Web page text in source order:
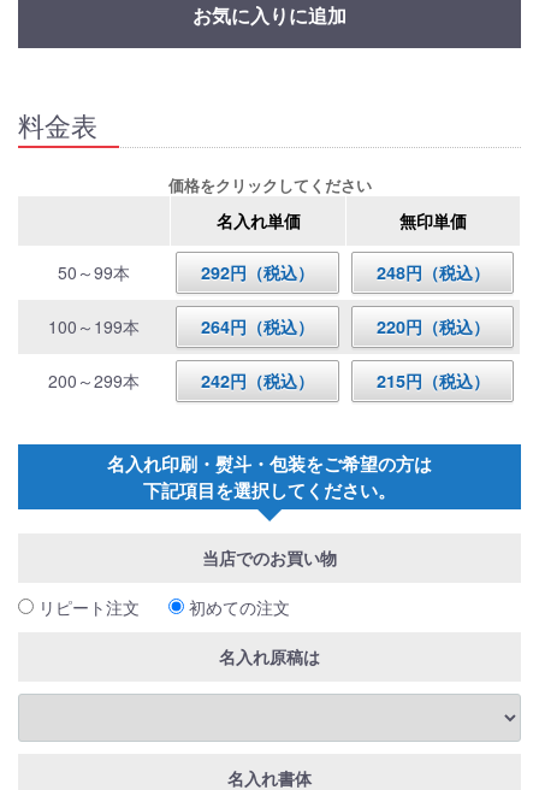
お気に入りに追加
料金表
価格をクリックしてください
名入れ単価 無印単価
50～99本 292円（税込） 248円（税込）
100～199本 264円（税込） 220円（税込）
200～299本 242円（税込） 215円（税込）
名入れ印刷・熨斗・包装をご希望の方は
下記項目を選択してください。
当店でのお買い物
リピート注文 初めての注文
名入れ原稿は
名入れ書体